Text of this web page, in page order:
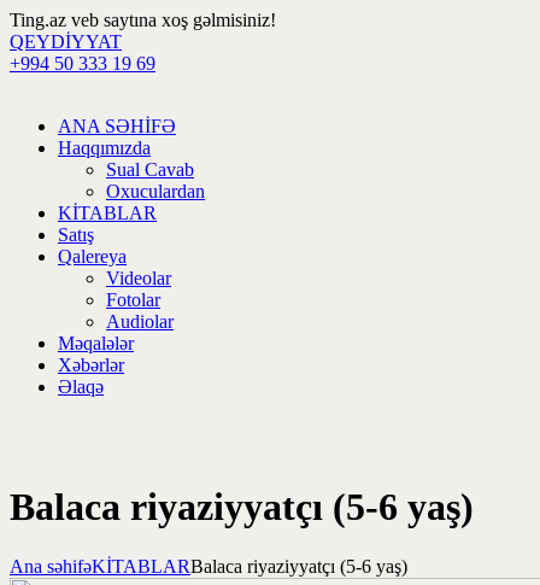
Ting.az veb saytına xoş gəlmisiniz!
QEYDİYYAT
+994 50 333 19 69
ANA SƏHİFƏ
Haqqımızda
Sual Cavab
Oxuculardan
KİTABLAR
Satış
Qalereya
Videolar
Fotolar
Audiolar
Məqalələr
Xəbərlər
Əlaqə
Balaca riyaziyyatçı (5-6 yaş)
Ana səhifəKİTABLARBalaca riyaziyyatçı (5-6 yaş)